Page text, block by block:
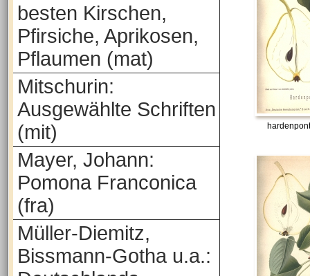
besten Kirschen,
Pfirsiche, Aprikosen,
Pflaumen (mat)
Mitschurin:
Ausgewählte Schriften
(mit)
Mayer, Johann:
Pomona Franconica
(fra)
Müller-Diemitz,
Bissmann-Gotha u.a.: